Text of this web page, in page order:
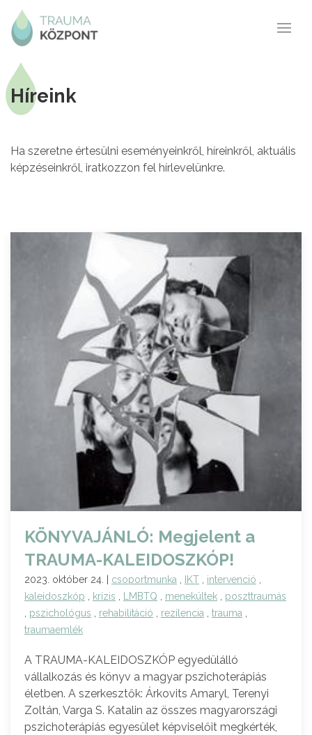
Híreink
Ha szeretne értesülni eseményeinkről, híreinkről, aktuális
képzéseinkről, iratkozzon fel hírlevelünkre.
KÖNYVAJÁNLÓ: Megjelent a
TRAUMA-KALEIDOSZKÓP!
2023. október 24. | csoportmunka IKT intervenció
kaleidoszkóp
krízis LMBTQ menekültek
poszttraumás
pszichológus rehabilitáció rezilencia trauma
traumaemlék
A TRAUMA-KALEIDOSZKÓP egyedülálló
vállalkozás és könyv a magyar pszichoterápiás
életben. A szerkesztők: Árkovits Amaryl, Terenyi
Zoltán, Varga S. Katalin az összes magyarországi
pszichoterápiás egyesület képviselőit megkérték,